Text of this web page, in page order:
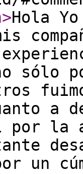
>Hola
sólo
a
la
un